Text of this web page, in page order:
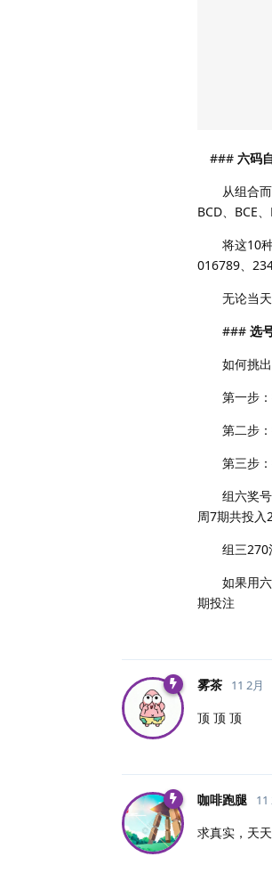
### 六码
从组合而
BCD、BCE、
将这10种
016789、
无论当天
### 选
如何挑出
第一步：
第二步：
第三步：
组六奖号
周7期共投入
组三270注
如果用六
期投注
雾茶 11 2月
顶 顶 顶
咖啡跑腿 11
求真实，天